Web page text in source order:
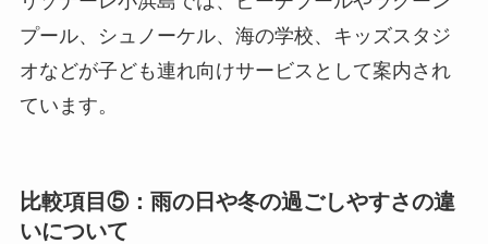
プール、シュノーケル、海の学校、キッズスタジ
オなどが子ども連れ向けサービスとして案内され
ています。
比較項目⑤：雨の日や冬の過ごしやすさの違
いについて